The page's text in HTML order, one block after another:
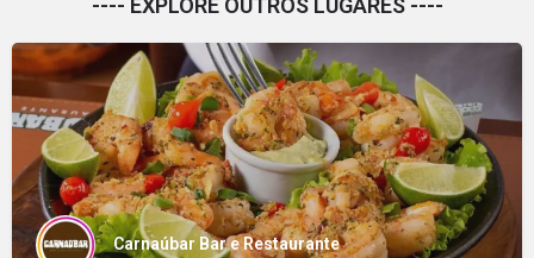
---- EXPLORE OUTROS LUGARES ----
Carnaúbar Bar e Restaurante